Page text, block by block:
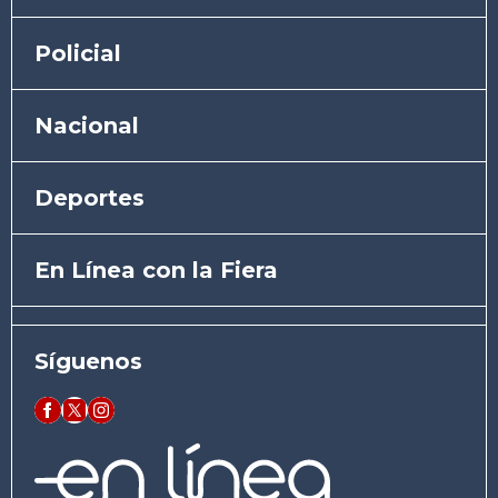
Policial
Nacional
Deportes
En Línea con la Fiera
Síguenos